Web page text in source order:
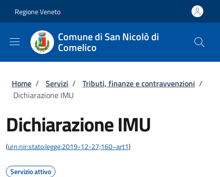
Regione Veneto
Comune di San Nicolò di
Comelico
Briciole di pane
Home / Servizi / Tributi, finanze e contravvenzioni /
Dichiarazione IMU
Dichiarazione IMU
(urn:nir:stato:legge:2019-12-27;160~art1)
Servizio attivo